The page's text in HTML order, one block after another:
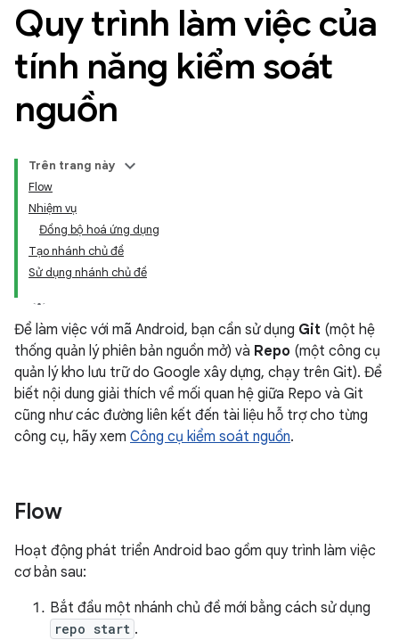
Quy trình làm việc của
tính năng kiểm soát
nguồn
Trên trang này
Flow
Nhiệm vụ
Đồng bộ hoá ứng dụng
Tạo nhánh chủ đề
Sử dụng nhánh chủ đề
Để làm việc với mã Android, bạn cần sử dụng Git (một hệ
thống quản lý phiên bản nguồn mở) và Repo (một công cụ
quản lý kho lưu trữ do Google xây dựng, chạy trên Git). Để
biết nội dung giải thích về mối quan hệ giữa Repo và Git
cũng như các đường liên kết đến tài liệu hỗ trợ cho từng
công cụ, hãy xem Công cụ kiểm soát nguồn.
Flow
Hoạt động phát triển Android bao gồm quy trình làm việc
cơ bản sau:
Bắt đầu một nhánh chủ đề mới bằng cách sử dụng
repo start .